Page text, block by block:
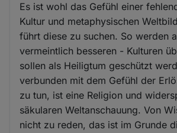
Es ist wohl das Gefühl einer
Kultur und metaphysischen
führt diese zu suchen. So werden
vermeintlich besseren - Kulturen
sollen als Heiligtum geschützt
verbunden mit dem Gefühl der
zu tun, ist eine Religion und
säkularen Weltanschauung. Von
nicht zu reden, das ist im Grunde